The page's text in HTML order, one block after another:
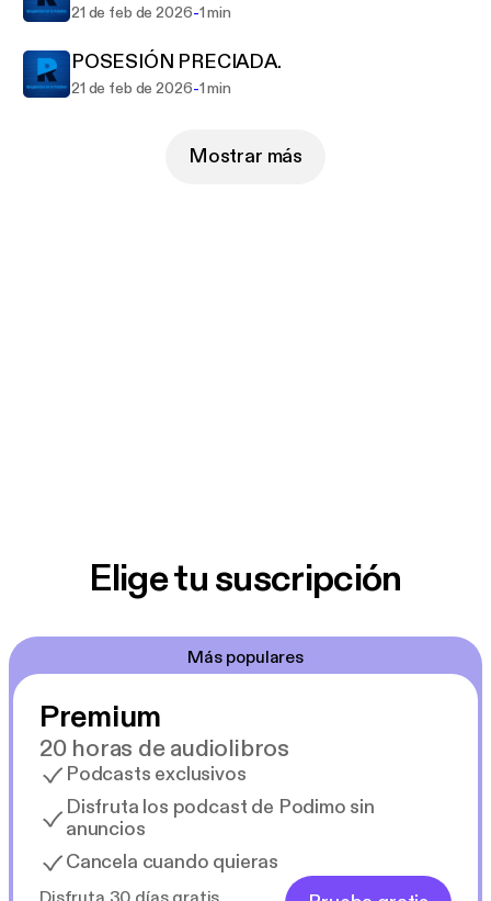
21 de feb de 2026-1 min
POSESIÓN PRECIADA.
21 de feb de 2026-1 min
Mostrar más
Elige tu suscripción
Más populares
Premium
20 horas de audiolibros
Podcasts exclusivos
Disfruta los podcast de Podimo sin
anuncios
Cancela cuando quieras